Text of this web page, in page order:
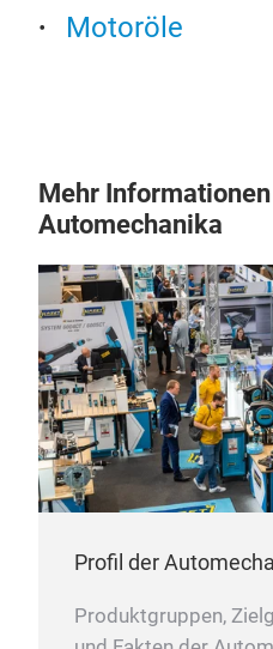
Motoröle
Mehr
Automechanika
Profil der
Produktgruppen,